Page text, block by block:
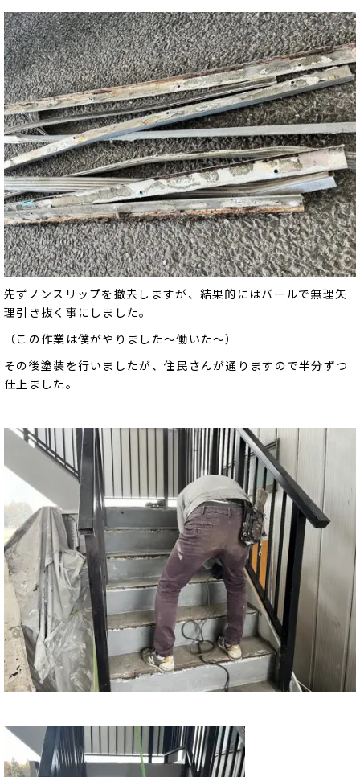
先ずノンスリップを撤去しますが、結果的にはバールで無理矢
理引き抜く事にしました。
（この作業は僕がやりました～働いた～）
その後塗装を行いましたが、住民さんが通りますので半分ずつ
仕上ました。